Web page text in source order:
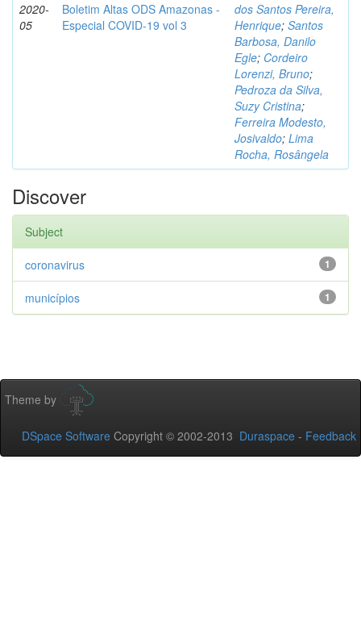
2020-
05
Boletim Altas ODS Amazonas -
Especial COVID-19 vol 3
dos Santos Pereira,
Henrique; Santos
Barbosa, Danilo
Egle; Cordeiro
Lorenzi, Bruno;
Pedroza da Silva,
Suzy Cristina;
Ferreira Modesto,
Josivaldo; Lima
Rocha, Rosângela
Discover
Subject
1
coronavirus
1
municípios
Theme by
DSpace Software Copyright © 2002-2013 Duraspace - Feedback